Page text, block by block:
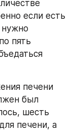
если есть
пять
печени
был
шесть
печени, а